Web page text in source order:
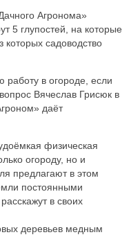
Агронома»
5 глупостей, на которые
которых садоводство
в огороде, если
Вячеслав Грисюк в
даёт
физическая
огороду, но и
предлагают в этом
постоянными
в своих
деревьев медным